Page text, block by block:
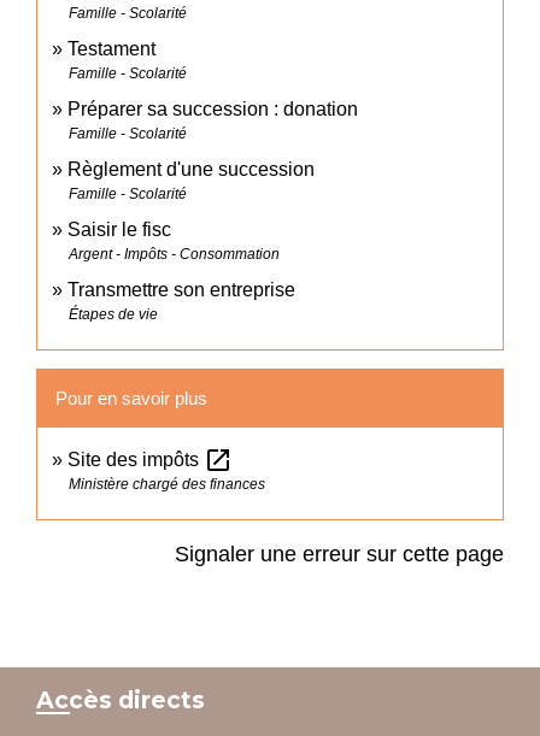
Famille - Scolarité
Testament
Famille - Scolarité
Préparer sa succession : donation
Famille - Scolarité
Règlement d'une succession
Famille - Scolarité
Saisir le fisc
Argent - Impôts - Consommation
Transmettre son entreprise
Étapes de vie
Pour en savoir plus
Site des impôts open_in_new
Ministère chargé des finances
Signaler une erreur sur cette page
Accès directs